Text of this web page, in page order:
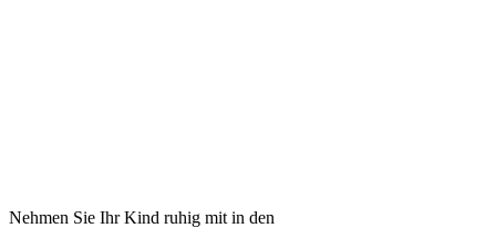
Nehmen Sie Ihr Kind ruhig mit in den